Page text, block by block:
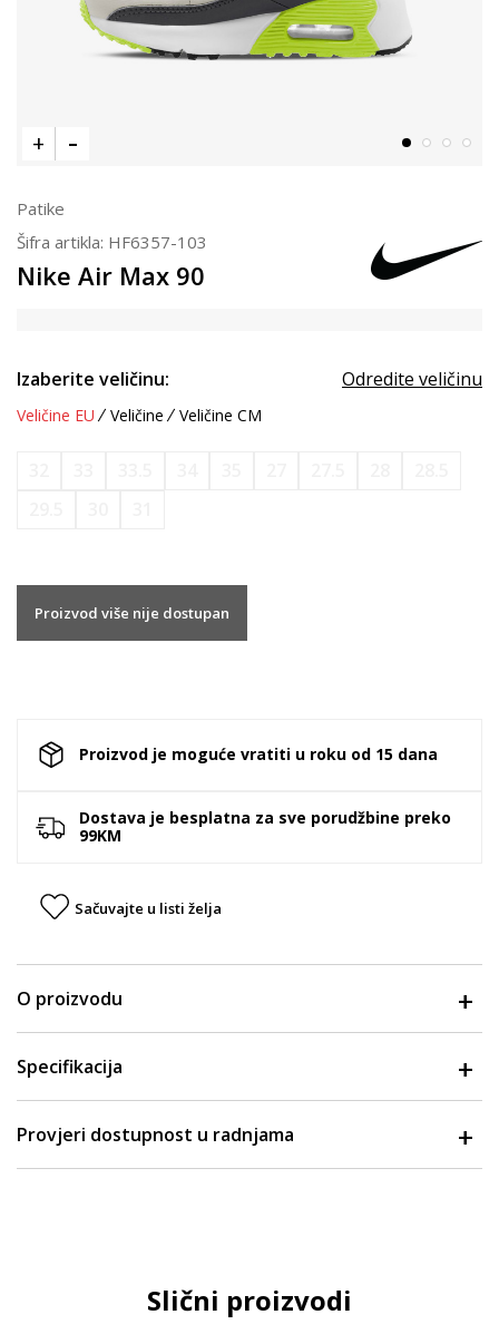
Patike
Šifra artikla: HF6357-103
Nike Air Max 90
Izaberite veličinu: Odredite veličinu
Veličine EU Veličine Veličine CM
Proizvod više nije dostupan
Proizvod je moguće vratiti u roku od 15 dana
Dostava je besplatna za sve porudžbine preko
99KM
Sačuvajte u listi želja
O proizvodu
Specifikacija
Provjeri dostupnost u radnjama
Slični proizvodi